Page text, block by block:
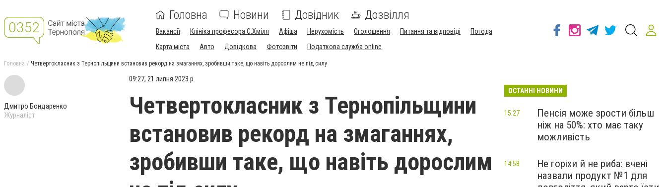
Головна Новини Довідник Дозвілля
Вакансії Клініка професора С.Хміля Афіша Нерухомість Оголошення Питання та відповіді
Погода
Карта міста
Авто Довідкова Фотозвіти Податкова служба online
Головна Четвертокласник з Тернопільщини встановив рекорд на змаганнях, зробивши таке, що навіть дорослим не під силу
Дмитро Бондаренко
Журналіст
09:27, 21 липня 2023 р.
Четвертокласник з Тернопільщини
встановив рекорд на змаганнях,
зробивши таке, що навіть дорослим
ОСТАННІ НОВИНИ
Пенсія може зрости більш
ніж на 50%: хто має таку
можливість
15:27
Не горіхи й не риба: вчені
назвали продукт №1 для
14:58